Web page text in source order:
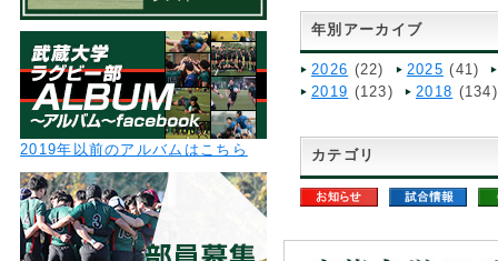
年別アーカイブ
2026 (22) 2025 (41)
2019 (123) 2018 (134)
カテゴリ
2019年以前のアルバムはこちら